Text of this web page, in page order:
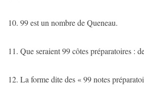
10. 99 est un nombre de Queneau.
11. Que seraient 99 côtes préparatoires :
12. La forme dite des « 99 notes